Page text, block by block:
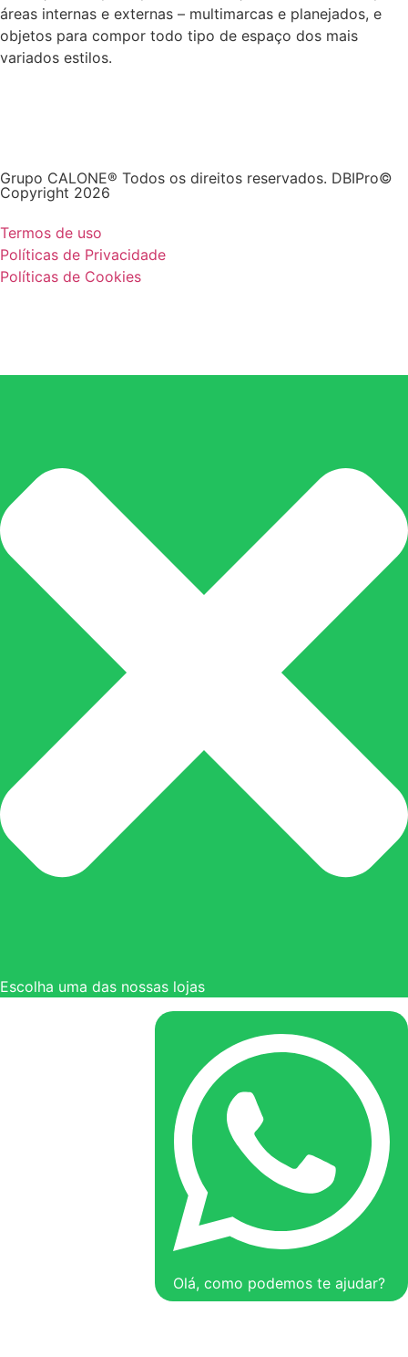
áreas internas e externas – multimarcas e planejados, e
objetos para compor todo tipo de espaço dos mais
variados estilos.
Grupo CALONE® Todos os direitos reservados. DBIPro©
Copyright 2026
Termos de uso
Políticas de Privacidade
Políticas de Cookies
Escolha uma das nossas lojas
Olá, como podemos te ajudar?